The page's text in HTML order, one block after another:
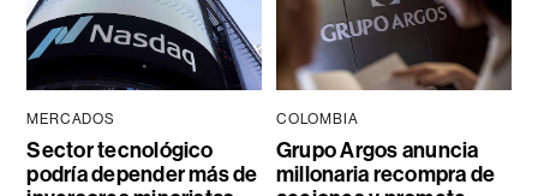
MERCADOS
Sector tecnológico
podría depender más de
COLOMBIA
Grupo Argos anuncia
millonaria recompra de